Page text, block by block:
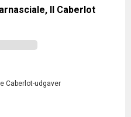
Il Caberlot
Caberlot-udgaver